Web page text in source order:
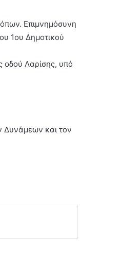
Επιμνημόσυνη
1ου Δημοτικού
Λαρίσης, υπό
Δυνάμεων και τον